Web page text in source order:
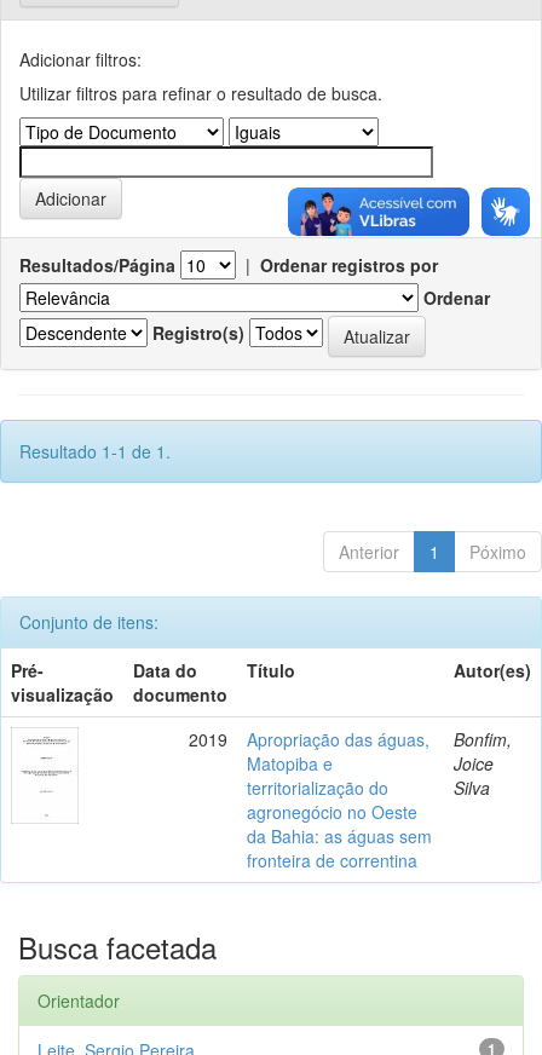
Adicionar filtros:
Utilizar filtros para refinar o resultado de busca.
Resultados/Página | Ordenar registros por
Ordenar
Registro(s)
Resultado 1-1 de 1.
Anterior 1 Póximo
Conjunto de itens:
Pré-
visualização
Data do
documento
Título Autor(es)
2019
Apropriação das águas,
Matopiba e
territorialização do
agronegócio no Oeste
da Bahia: as águas sem
fronteira de correntina
Bonfim,
Joice
Silva
Busca facetada
Orientador
1
Leite, Sergio Pereira